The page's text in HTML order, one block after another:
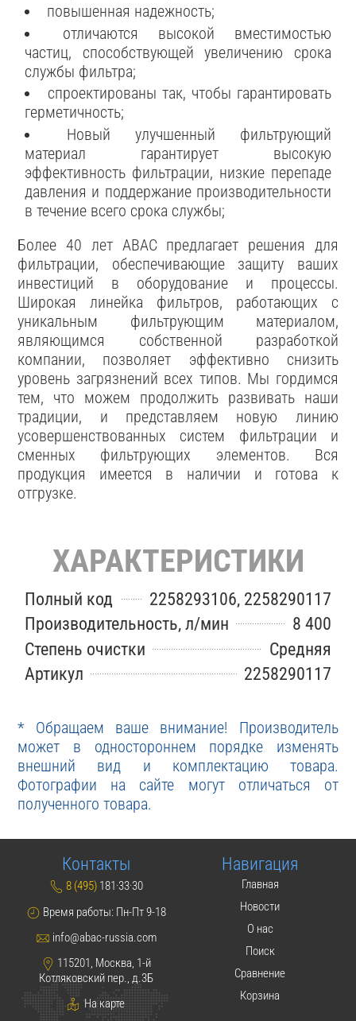
повышенная надежность;
отличаются высокой вместимостью
частиц, способствующей увеличению срока
службы фильтра;
спроектированы так, чтобы гарантировать
герметичность;
Новый улучшенный фильтрующий
материал гарантирует высокую
эффективность фильтрации, низкие перепаде
давления и поддержание производительности
в течение всего срока службы;
Более 40 лет ABAC предлагает решения для
фильтрации, обеспечивающие защиту ваших
инвестиций в оборудование и процессы.
Широкая линейка фильтров, работающих с
уникальным фильтрующим материалом,
являющимся собственной разработкой
компании, позволяет эффективно снизить
уровень загрязнений всех типов. Мы гордимся
тем, что можем продолжить развивать наши
традиции, и представляем новую линию
усовершенствованных систем фильтрации и
сменных фильтрующих элементов. Вся
продукция имеется в наличии и готова к
отгрузке.
ХАРАКТЕРИСТИКИ
Полный код
2258293106, 2258290117
Производительность, л/мин
8 400
Степень очистки
Средняя
Артикул
2258290117
* Обращаем ваше внимание! Производитель
может в одностороннем порядке изменять
внешний вид и комплектацию товара.
Фотографии на сайте могут отличаться от
полученного товара.
Контакты
8 (495) 181·33·30
Время работы: Пн-Пт 9-18
info@abac-russia.com
115201, Москва, 1-й
Котляковский пер., д.3Б
На карте
Навигация
Главная
Новости
О нас
Поиск
Сравнение
Корзина